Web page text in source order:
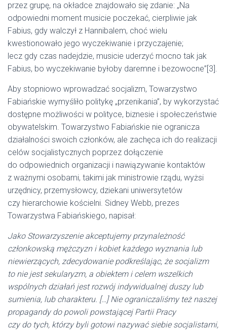
przez grupę, na okładce znajdowało się zdanie: „Na
odpowiedni moment musicie poczekać, cierpliwie jak
Fabius, gdy walczył z Hannibalem, choć wielu
kwestionowało jego wyczekiwanie i przyczajenie;
lecz gdy czas nadejdzie, musicie uderzyć mocno tak jak
Fabius, bo wyczekiwanie byłoby daremne i bezowocne”[3].
Aby stopniowo wprowadzać socjalizm, Towarzystwo
Fabiańskie wymyśliło politykę „przenikania”, by wykorzystać
dostępne możliwości w polityce, biznesie i społeczeństwie
obywatelskim. Towarzystwo Fabiańskie nie ogranicza
działalności swoich członków, ale zachęca ich do realizacji
celów socjalistycznych poprzez dołączenie
do odpowiednich organizacji i nawiązywanie kontaktów
z ważnymi osobami, takimi jak ministrowie rządu, wyżsi
urzędnicy, przemysłowcy, dziekani uniwersytetów
czy hierarchowie kościelni. Sidney Webb, prezes
Towarzystwa Fabiańskiego, napisał:
Jako Stowarzyszenie akceptujemy przynależność
członkowską mężczyzn i kobiet każdego wyznania lub
niewierzących, zdecydowanie podkreślając, że socjalizm
to nie jest sekularyzm, a obiektem i celem wszelkich
wspólnych działań jest rozwój indywidualnej duszy lub
sumienia, lub charakteru. […] Nie ograniczaliśmy też naszej
propagandy do powoli powstającej Partii Pracy
czy do tych, którzy byli gotowi nazywać siebie socjalistami,